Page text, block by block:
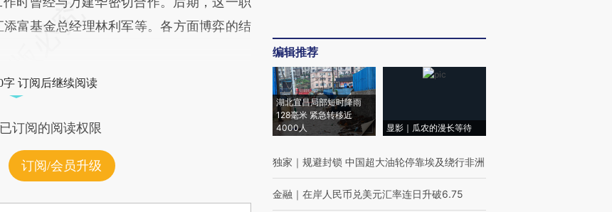
富基金总经理林利军等。各方面博弈的结
字 订阅后继续阅读
订阅的阅读权限
订阅/会员升级
编辑推荐
湖北宜昌局部短时降雨
128毫米 紧急转移近
4000人
显影｜瓜农的漫长等待
独家 ｜ 规避封锁 中国超大油轮停靠埃及绕行非洲
金融 ｜ 在岸人民币兑美元汇率连日升破6.75